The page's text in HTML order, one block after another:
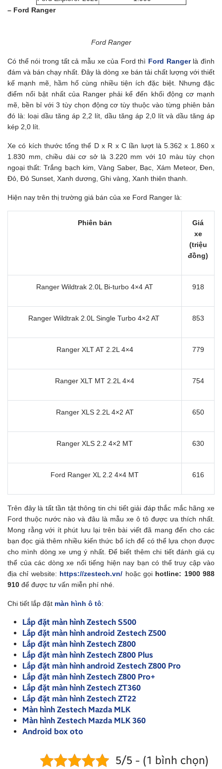
– Ford Ranger
Ford Ranger
Có thể nói trong tất cả mẫu xe của Ford thì Ford Rangerlà đình
đám và bán chạy nhất. Đây là dòng xe bán tải chất lượng với thiết
kế mạnh mẽ, hầm hố cùng nhiều tiện ích đặc biệt. Nhưng đặc
điểm nổi bật nhất của Ranger phải kể đến khối động cơ mạnh
mẽ, bền bỉ với 3 tùy chọn động cơ tùy thuộc vào từng phiên bản
đó là: loại dầu tăng áp 2,2 lít, dầu tăng áp 2,0 lít và dầu tăng áp
kép 2,0 lít.
Xe có kích thước tổng thể D x R x C lần lượt là 5.362 x 1.860 x
1.830 mm, chiều dài cơ sở là 3.220 mm với 10 màu tùy chọn
ngoại thất: Trắng bạch kim, Vàng Saber, Bạc, Xám Meteor, Đen,
Đỏ, Đỏ Sunset, Xanh dương, Ghi vàng, Xanh thiên thanh.
Hiện nay trên thị trường giá bán của xe Ford Ranger là:
Phiên bản
Giá
xe
(triệu
đồng)
Ranger Wildtrak 2.0L Bi-turbo 4×4 AT 918
Ranger Wildtrak 2.0L Single Turbo 4×2 AT 853
Ranger XLT AT 2.2L 4×4 779
Ranger XLT MT 2.2L 4×4 754
Ranger XLS 2.2L 4×2 AT 650
Ranger XLS 2.2 4×2 MT 630
Ford Ranger XL 2.2 4×4 MT 616
Trên đây là tất tần tật thông tin chi tiết giải đáp thắc mắc hãng xe
Ford thuộc nước nào và đâu là mẫu xe ô tô được ưa thích nhất.
Mong rằng với ít phút lưu lại trên bài viết đã mang đến cho các
bạn đọc giả thêm nhiều kiến thức bổ ích để có thể lựa chọn được
cho mình dòng xe ưng ý nhất. Để biết thêm chi tiết đánh giá cụ
thể của các dòng xe nổi tiếng hiện nay bạn có thể truy cập vào
địa chỉ website: https://zestech.vn/ hoặc gọi hotline: 1900 988
910 để được tư vấn miễn phí nhé.
Chi tiết lắp đặt màn hình ô tô:
Lắp đặt màn hình Zestech S500
Lắp đặt màn hình android Zestech Z500
Lắp đặt màn hình Zestech Z800
Lắp đặt màn hình Zestech Z800 Plus
Lắp đặt màn hình android Zestech Z800 Pro
Lắp đặt màn hình Zestech Z800 Pro+
Lắp đặt màn hình Zestech ZT360
Lắp đặt màn hình Zestech ZT22
Màn hình Zestech Mazda MLK
Màn hình Zestech Mazda MLK 360
Android box oto
5/5 - (1 bình chọn)